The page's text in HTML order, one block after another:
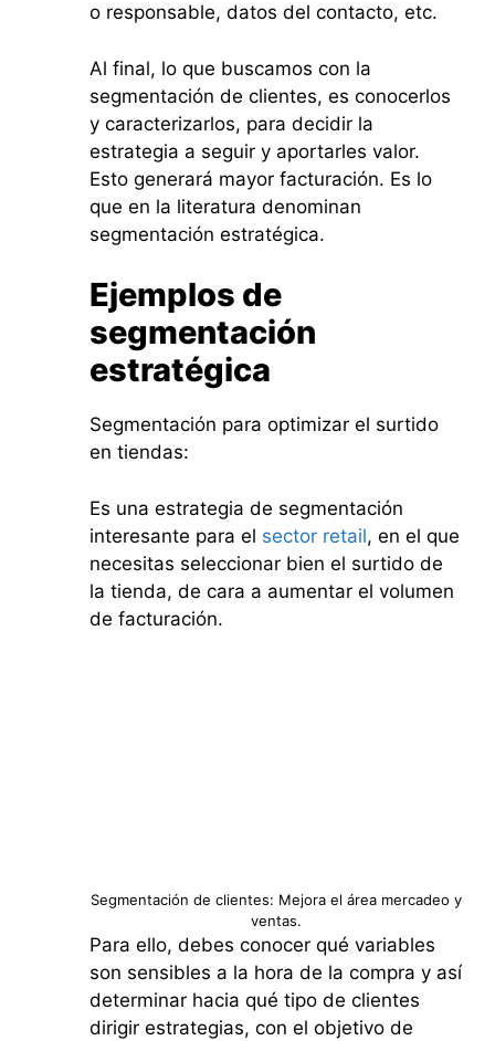
o responsable, datos del contacto, etc.
Al final, lo que buscamos con la
segmentación de clientes, es conocerlos
y caracterizarlos, para decidir la
estrategia a seguir y aportarles valor.
Esto generará mayor facturación. Es lo
que en la literatura denominan
segmentación estratégica.
Ejemplos de
segmentación
estratégica
Segmentación para optimizar el surtido
en tiendas:
Es una estrategia de segmentación
interesante para el sector retail, en el que
necesitas seleccionar bien el surtido de
la tienda, de cara a aumentar el volumen
de facturación.
Segmentación de clientes: Mejora el área mercadeo y
ventas.
Para ello, debes conocer qué variables
son sensibles a la hora de la compra y así
determinar hacia qué tipo de clientes
dirigir estrategias, con el objetivo de